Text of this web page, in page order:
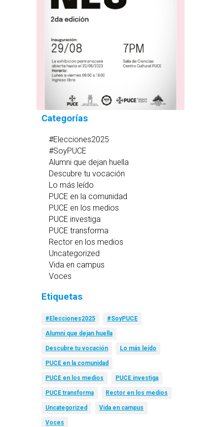
Categorías
#Elecciones2025
#SoyPUCE
Alumni que dejan huella
Descubre tu vocación
Lo más leído
PUCE en la comunidad
PUCE en los medios
PUCE investiga
PUCE transforma
Rector en los medios
Uncategorized
Vida en campus
Voces
Etiquetas
#Elecciones2025 #SoyPUCE
Alumni que dejan huella
Descubre tu vocación Lo más leído
PUCE en la comunidad
PUCE en los medios PUCE investiga
PUCE transforma Rector en los medios
Uncategorized Vida en campus
Voces